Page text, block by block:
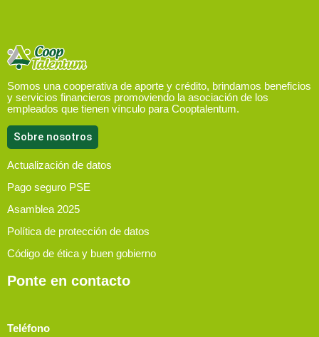
Somos una cooperativa de aporte y crédito, brindamos beneficios
y servicios financieros promoviendo la asociación de los
empleados que tienen vínculo para Cooptalentum.
Sobre nosotros
Actualización de datos
Pago seguro PSE
Asamblea 2025
Política de protección de datos
Código de ética y buen gobierno
Ponte en contacto
Teléfono